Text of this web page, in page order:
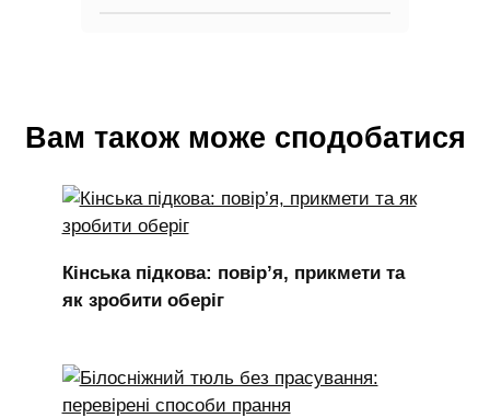
Вам також може сподобатися
Кінська підкова: повір’я, прикмети та
як зробити оберіг